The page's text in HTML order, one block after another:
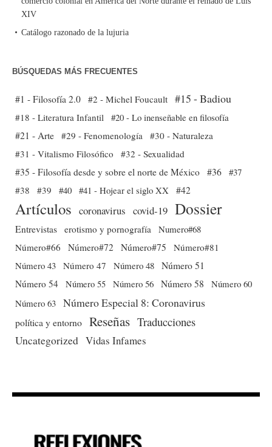
XIV
Catálogo razonado de la lujuria
BÚSQUEDAS MÁS FRECUENTES
#1 - Filosofía 2.0 #2 - Michel Foucault #15 - Badiou
#18 - Literatura Infantil #20 - Lo inenseñable en filosofía
#21 - Arte #29 - Fenomenología
#30 - Naturaleza
#31 - Vitalismo Filosófico
#32 - Sexualidad
#35 - Filosofía desde y sobre el norte de México #36 #37
#38
#39 #40 #41 - Hojear el siglo XX #42
Artículos coronavirus covid-19 Dossier
Entrevistas erotismo y pornografía
Numero#68
Número#66
Número#72 Número#75
Número#81
Número 43 Número 47 Número 48 Número 51
Número 54 Número 55 Número 56 Número 58
Número 60
Número 63 Número Especial 8: Coronavirus
política y entorno Reseñas Traducciones
Uncategorized Vidas Infames